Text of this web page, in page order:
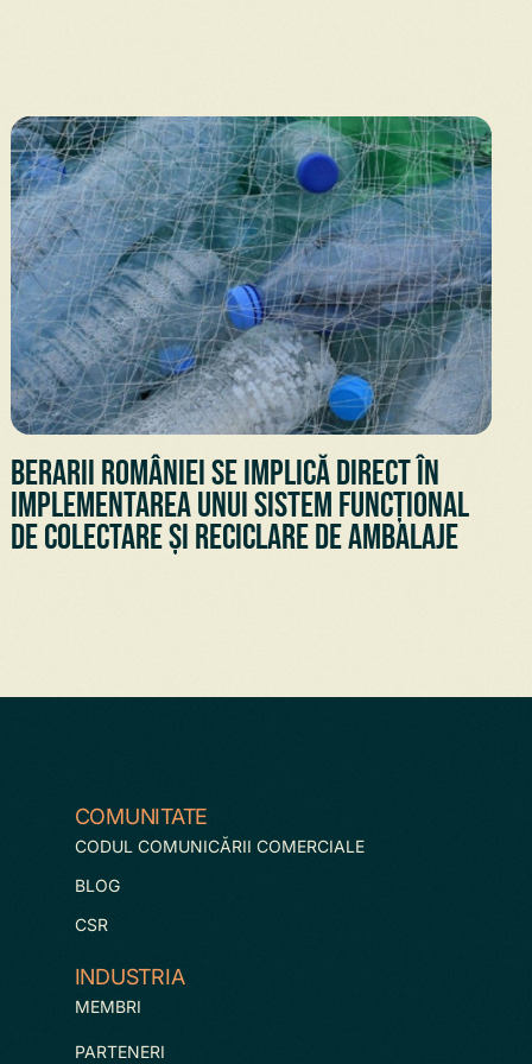
Berarii României se implică direct în
implementarea unui sistem funcțional
de colectare și reciclare de ambalaje
COMUNITATE
CODUL COMUNICĂRII COMERCIALE
BLOG
CSR
INDUSTRIA
MEMBRI
PARTENERI